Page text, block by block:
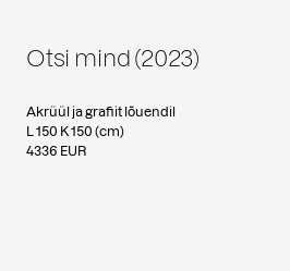
Otsi mind (2023)
Akrüül ja grafiit lõuendil
L 150 K 150 (cm)
4336 EUR